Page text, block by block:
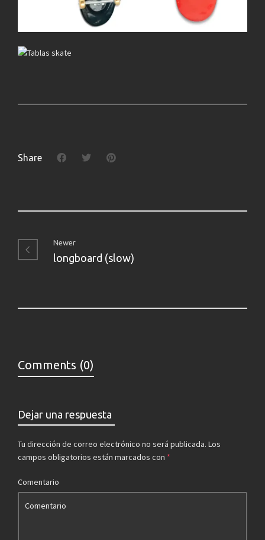
Share
Newer
longboard (slow)
Comments (0)
Dejar una respuesta
Tu dirección de correo electrónico no será publicada. Los
campos obligatorios están marcados con *
Comentario